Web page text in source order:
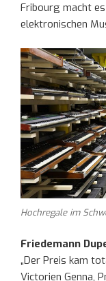
Fribourg macht es
elektronischen
Hochregale im
Friedemann
„Der Preis kam
Victorien Genna,